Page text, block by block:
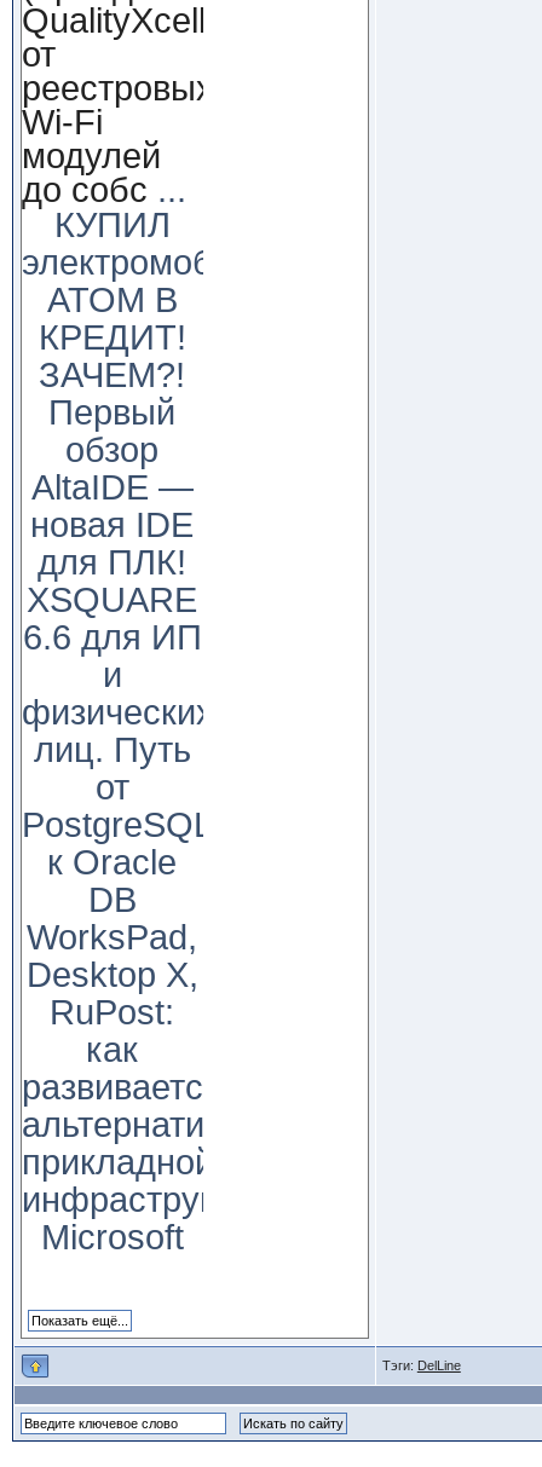
QualityXcellence):
от
реестровых
Wi-Fi
модулей
до собс ...
КУПИЛ
электромобиль
АТОМ В
КРЕДИТ!
ЗАЧЕМ?!
Первый
обзор
AltaIDE —
новая IDE
для ПЛК!
XSQUARE
6.6 для ИП
и
физических
лиц. Путь
от
PostgreSQL
к Oracle
DB
WorksPad,
Desktop X,
RuPost:
как
развивается
альтернатива
прикладной
инфраструктуре
Microsoft
Тэги: DelLine